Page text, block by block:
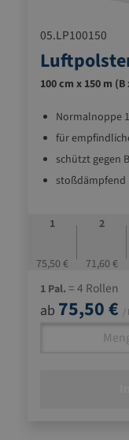
05.LP100150
100 cm x 150 m (B
Normalnoppe
für
schützt gegen
1
75,50 €
2
71,60 €
1 Pal. = 4 Rollen
ab 75,50 € /